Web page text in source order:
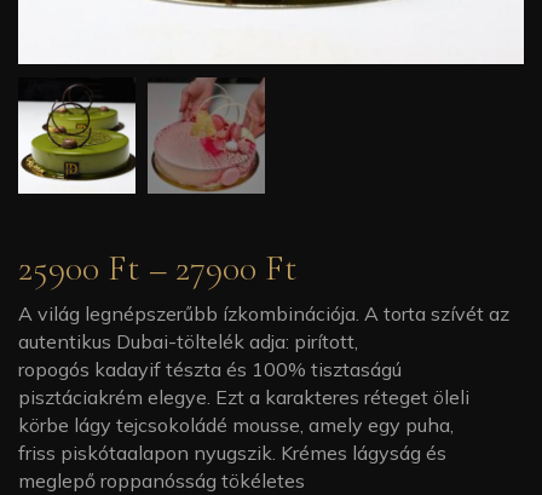
25900 Ft – 27900 Ft
A világ legnépszerűbb ízkombinációja. A torta szívét az
autentikus Dubai-töltelék adja: pirított,
ropogós kadayif tészta és 100% tisztaságú
pisztáciakrém elegye. Ezt a karakteres réteget öleli
körbe lágy tejcsokoládé mousse, amely egy puha,
friss piskótaalapon nyugszik. Krémes lágyság és
meglepő roppanósság tökéletes